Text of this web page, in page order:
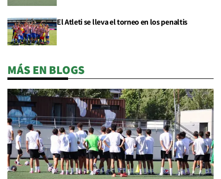
El Atleti se lleva el torneo en los penaltis
MÁS EN BLOGS